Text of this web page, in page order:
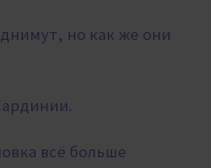
но как же они
всё больше